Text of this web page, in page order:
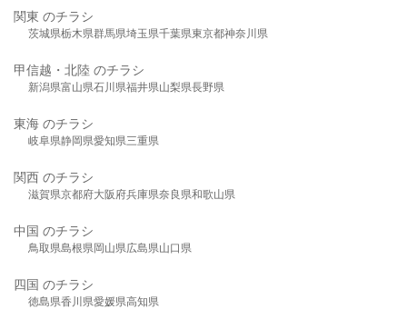
関東 のチラシ
茨城県栃木県群馬県埼玉県千葉県東京都神奈川県
甲信越・北陸 のチラシ
新潟県富山県石川県福井県山梨県長野県
東海 のチラシ
岐阜県静岡県愛知県三重県
関西 のチラシ
滋賀県京都府大阪府兵庫県奈良県和歌山県
中国 のチラシ
鳥取県島根県岡山県広島県山口県
四国 のチラシ
徳島県香川県愛媛県高知県